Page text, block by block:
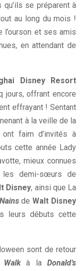
se préparent à
au long du mois !
l’ourson et ses amis
en attendant de
Disney Resort
jours, offrant encore
effrayant ! Sentant
à la veille de la
ont faim d’invités à
cette année Lady
mieux connues
les demi-sœurs de
Disney, ainsi que La
deWalt Disney
leurs débuts cette
sont de retour
à laDonald’s